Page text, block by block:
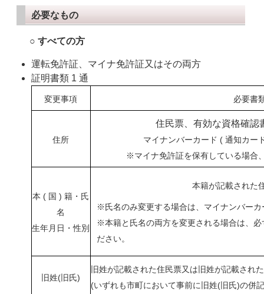
必要なもの
○ すべての方
運転免許証、マイナ免許証又はその両方
証明書類 1 通
変更事項 必要書
住所
住民票、有効な資格確認
マイナンバーカード ( 通知カー
※マイナ免許証を保有している場合
本 ( 国 ) 籍・氏
名
生年月日・性別
本籍が記載された
※氏名のみ変更する場合は、マイナンバー
※本籍と氏名の両方を変更される場合は、
ださい。
旧姓(旧氏)
旧姓が記載された住民票又は旧姓が記載され
(いずれも市町において事前に旧姓(旧氏)の併